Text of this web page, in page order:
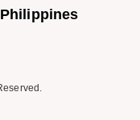
Philippines